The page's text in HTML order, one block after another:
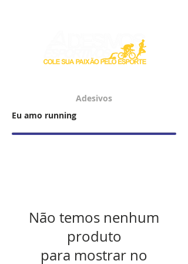
Adesivos
Eu amo running
Não temos nenhum
produto
para mostrar no